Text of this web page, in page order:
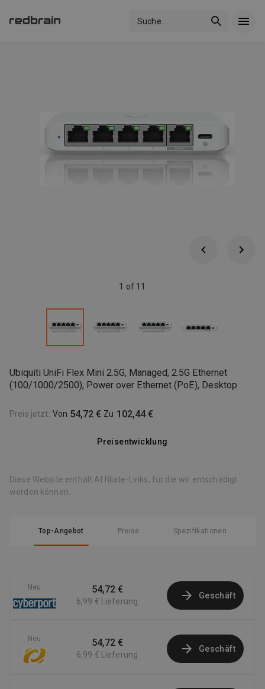
Suche
1 of 11
Ubiquiti UniFi Flex Mini 2.5G, Managed, 2.5G Ethernet
(100/1000/2500), Power over Ethernet (PoE), Desktop
Preis jetzt: Von 54,72 € Zu 102,44 €
Preisentwicklung
Diese Website enthält Affiliate-Links, für die wir entschädigt
werden können.
Top-Angebot Preise Spezifikationen
Neu 54,72 €
6,99 € Lieferung
Geschäft
Neu 54,72 €
6,99 € Lieferung
Geschäft